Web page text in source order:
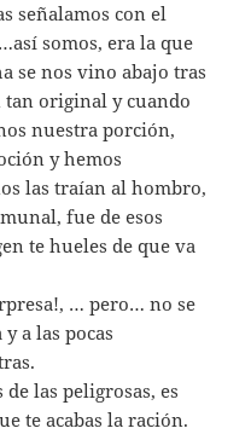
señalamos con el
somos, era la que
se nos vino abajo tras
tan original y cuando
nuestra porción,
y hemos
las traían al hombro,
fue de esos
te hueles de que va
… pero… no se
a las pocas
las peligrosas, es
te acabas la ración.